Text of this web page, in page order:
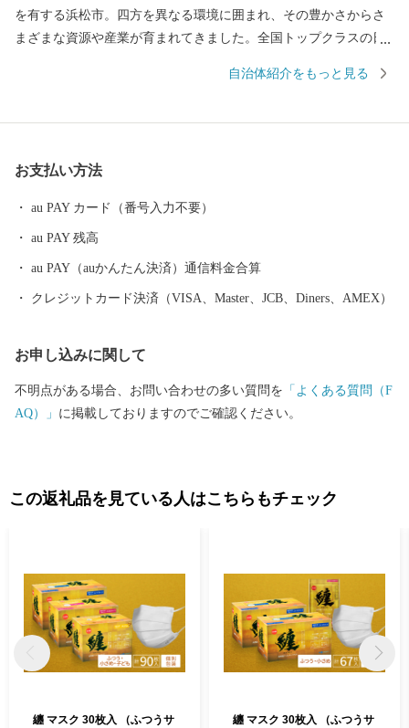
を有する浜松市。四方を異なる環境に囲まれ、その豊かさからさ
まざまな資源や産業が育まれてきました。全国トップクラスの日
ほか、楽器やオートバイ、繊維、食品など、ものづくりの街は生
まなウォーター・ビーチ・マリンスポーツを楽しむことができ、
自治体紹介をもっと見る
お支払い方法
au PAY カード（番号入力不要）
au PAY 残高
au PAY（auかんたん決済）通信料金合算
クレジットカード決済（VISA、Master、JCB、Diners、AMEX）
お申し込みに関して
不明点がある場合、お問い合わせの多い質問を 「よくある質問（F
AQ）」 に掲載しておりますのでご確認ください。
この返礼品を見ている人はこちらもチェック
纏 マスク 30枚入 （ふつうサ
纏 マスク 30枚入 （ふつうサ